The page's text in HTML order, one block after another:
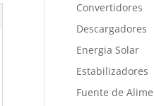
Convertidores
Descargadores
Energia Solar
Estabilizadores
Fuente de